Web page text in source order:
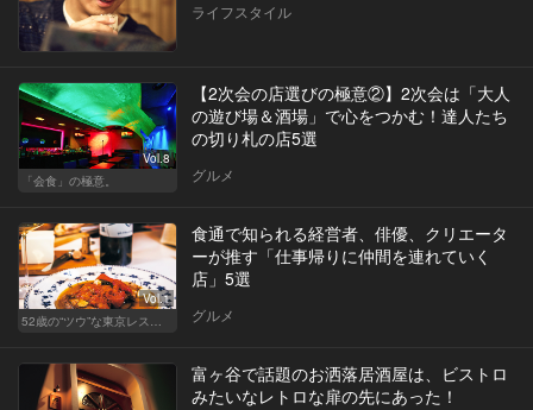
ライフスタイル
Vol.8
「会食」の極意。
【2次会の店選びの極意②】2次会は「大人
の遊び場＆酒場」で心をつかむ！達人たち
の切り札の店5選
グルメ
Vol.1
52歳の“ツウ”な東京レストラン
食通で知られる経営者、俳優、クリエータ
ーが推す「仕事帰りに仲間を連れていく
店」5選
グルメ
富ヶ谷で話題のお洒落居酒屋は、ビストロ
みたいなレトロな扉の先にあった！